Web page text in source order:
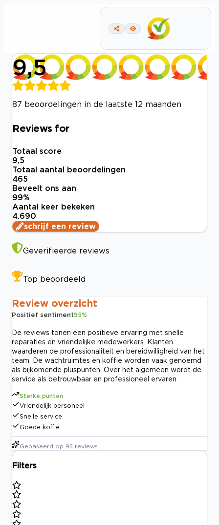
9,5
87 beoordelingen in de laatste 12 maanden
Reviews for
Totaal score
9,5
Totaal aantal beoordelingen
465
Beveelt ons aan
99%
Aantal keer bekeken
4.690
schrijf een review
Geverifieerde reviews
Top beoordeeld
Review overzicht
Positief sentiment95%
De reviews tonen een positieve ervaring met snelle
reparaties en vriendelijke medewerkers. Klanten
waarderen de professionaliteit en bereidwilligheid van het
team. De wachtruimtes en koffie worden vaak genoemd
als bijkomende pluspunten. Over het algemeen wordt de
service als betrouwbaar en professioneel ervaren.
Sterke punten
Vriendelijk personeel
Snelle service
Goede koffie
Gebaseerd op 95 reviews
Filters